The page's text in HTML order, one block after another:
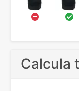
Calcula